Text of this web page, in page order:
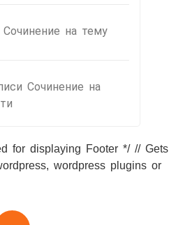
Сочинение на тему
Сочинение на
for displaying Footer */ // Gets
wordpress plugins or